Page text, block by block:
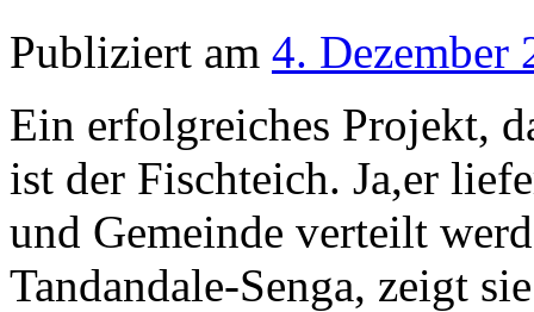
Publiziert am 4. Dezember
Ein erfolgreiches Projekt,
ist der Fischteich. Ja,er
und Gemeinde verteilt
Tandandale-Senga, zeigt